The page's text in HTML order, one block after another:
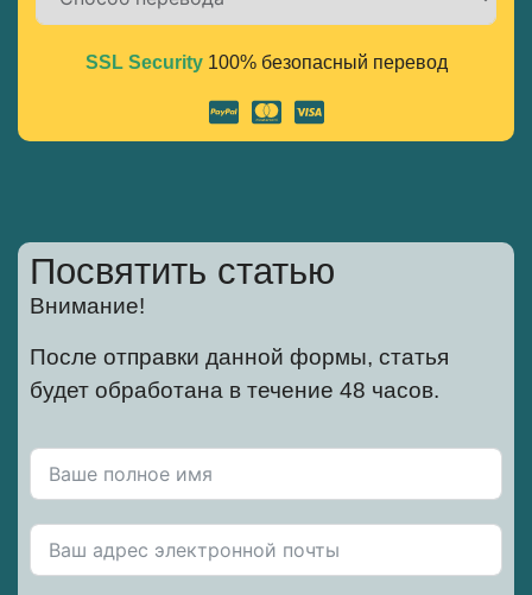
Alternative:
SSL Security100% безопасный перевод
Посвятить статью
Внимание!
После отправки данной формы, статья
будет обработана в течение 48 часов.